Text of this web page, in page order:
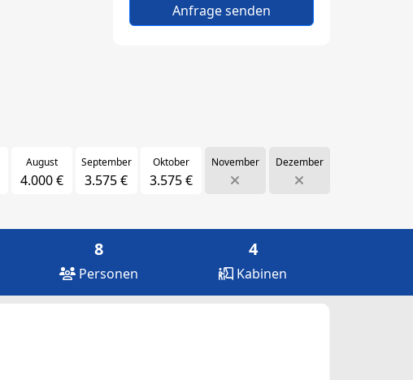
Anfrage senden
August
4.000 €
September
3.575 €
Oktober
3.575 €
November Dezember
8
Personen
4
Kabinen